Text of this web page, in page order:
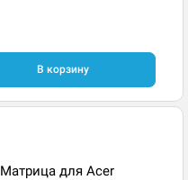
В корзину
Матрица для Acer